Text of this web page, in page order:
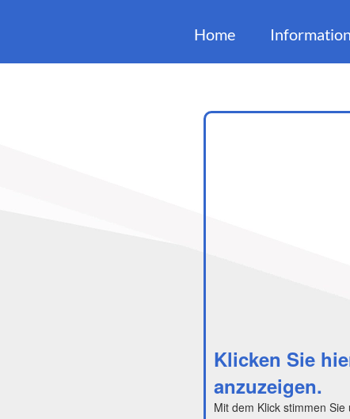
Home
Klicken Sie
anzuzeigen.
Mit dem Klick stimmen Sie